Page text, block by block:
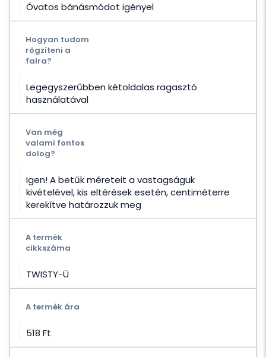
Óvatos bánásmódot igényel
Hogyan tudom
rögzíteni a
falra?
Legegyszerűbben kétoldalas ragasztó
használatával
Van még
valami fontos
dolog?
Igen! A betűk méreteit a vastagságuk
kivételével, kis eltérések esetén, centiméterre
kerekítve határozzuk meg
A termék
cikkszáma
TWISTY-Ü
A termék ára
518 Ft‎